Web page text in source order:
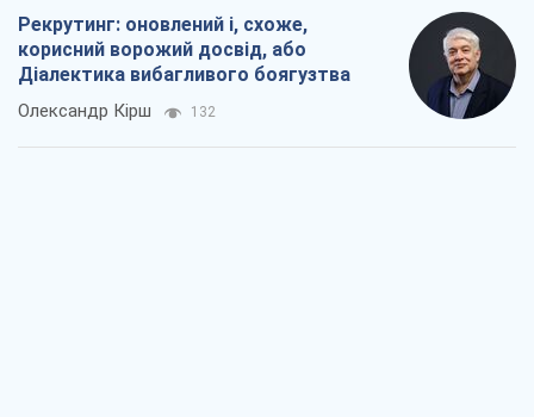
Рекрутинг: оновлений і, схоже,
корисний ворожий досвід, або
Діалектика вибагливого боягузтва
Олександр Кірш 132